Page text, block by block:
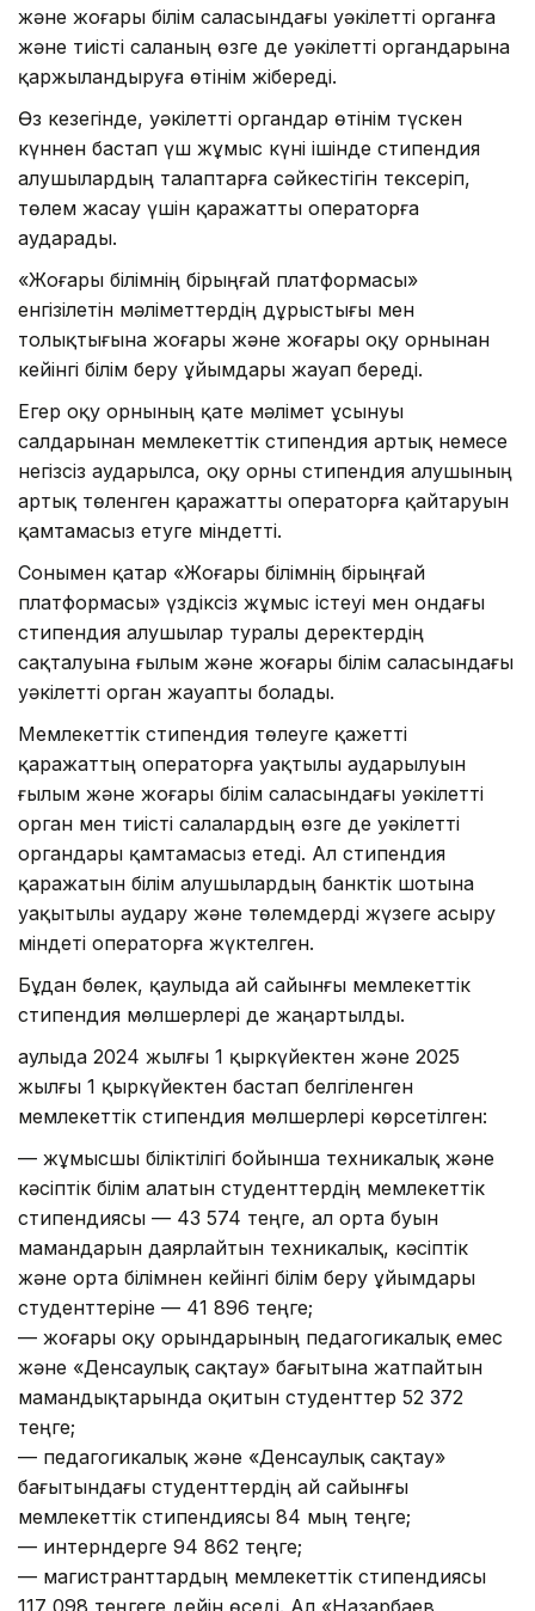
және жоғары білім саласындағы уәкілетті органға
және тиісті саланың өзге де уәкілетті органдарына
қаржыландыруға өтінім жібереді.
Өз кезегінде, уәкілетті органдар өтінім түскен
күннен бастап үш жұмыс күні ішінде стипендия
алушылардың талаптарға сәйкестігін тексеріп,
төлем жасау үшін қаражатты операторға
аударады.
«Жоғары білімнің бірыңғай платформасы»
енгізілетін мәліметтердің дұрыстығы мен
толықтығына жоғары және жоғары оқу орнынан
кейінгі білім беру ұйымдары жауап береді.
Егер оқу орнының қате мәлімет ұсынуы
салдарынан мемлекеттік стипендия артық немесе
негізсіз аударылса, оқу орны стипендия алушының
артық төленген қаражатты операторға қайтаруын
қамтамасыз етуге міндетті.
Сонымен қатар «Жоғары білімнің бірыңғай
платформасы» үздіксіз жұмыс істеуі мен ондағы
стипендия алушылар туралы деректердің
сақталуына ғылым және жоғары білім саласындағы
уәкілетті орган жауапты болады.
Мемлекеттік стипендия төлеуге қажетті
қаражаттың операторға уақтылы аударылуын
ғылым және жоғары білім саласындағы уәкілетті
орган мен тиісті салалардың өзге де уәкілетті
органдары қамтамасыз етеді. Ал стипендия
қаражатын білім алушылардың банктік шотына
уақытылы аудару және төлемдерді жүзеге асыру
міндеті операторға жүктелген.
Бұдан бөлек, қаулыда ай сайынғы мемлекеттік
стипендия мөлшерлері де жаңартылды.
Қаулыда 2024 жылғы 1 қыркүйектен және 2025
жылғы 1 қыркүйектен бастап белгіленген
мемлекеттік стипендия мөлшерлері көрсетілген:
— жұмысшы біліктілігі бойынша техникалық және
кәсіптік білім алатын студенттердің мемлекеттік
стипендиясы — 43 574 теңге, ал орта буын
мамандарын даярлайтын техникалық, кәсіптік
және орта білімнен кейінгі білім беру ұйымдары
студенттеріне — 41 896 теңге;
— жоғары оқу орындарының педагогикалық емес
және «Денсаулық сақтау» бағытына жатпайтын
мамандықтарында оқитын студенттер 52 372
теңге;
— педагогикалық және «Денсаулық сақтау»
бағытындағы студенттердің ай сайынғы
мемлекеттік стипендиясы 84 мың теңге;
— интерндерге 94 862 теңге;
— магистранттардың мемлекеттік стипендиясы